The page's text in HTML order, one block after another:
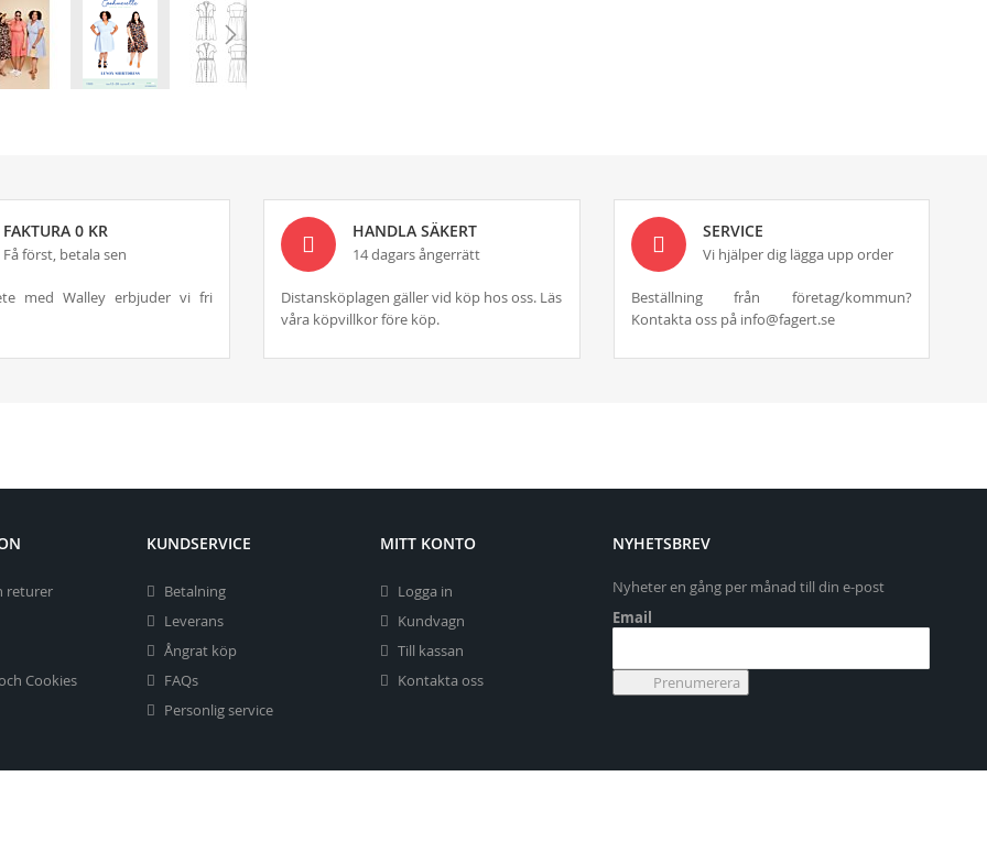
FAKTURA 0 KR
Få först, betala sen
med Walley erbjuder vi fri
HANDLA SÄKERT
14 dagars ångerrätt
Distansköplagen gäller vid köp hos oss. Läs
våra köpvillkor före köp.
SERVICE
Vi hjälper dig lägga upp order
Beställning från företag/kommun?
Kontakta oss på info@fagert.se
returer
Cookies
KUNDSERVICE
Betalning
Leverans
Ångrat köp
FAQs
Personlig service
MITT KONTO
Logga in
Kundvagn
Till kassan
Kontakta oss
NYHETSBREV
Nyheter en gång per månad till din e-post
Email